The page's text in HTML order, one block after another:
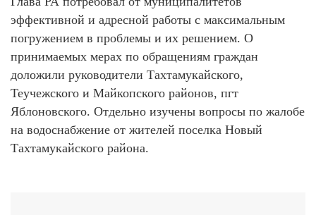
эффективной и адресной работы с максимальным
погружением в проблемы и их решением. О
принимаемых мерах по обращениям граждан
доложили руководители Тахтамукайского,
Теучежского и Майкопского районов, пгт
Яблоновского. Отдельно изучены вопросы по жалобе
на водоснабжение от жителей поселка Новый
Тахтамукайского района.